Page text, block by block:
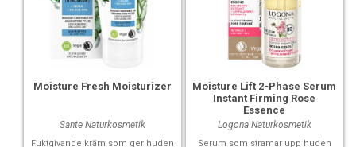
Moisture Fresh Moisturizer
Sante Naturkosmetik
Fuktgivande kräm som ger huden
Moisture Lift 2-Phase Serum
Instant Firming Rose
Essence
Logona Naturkosmetik
Serum som stramar upp huden